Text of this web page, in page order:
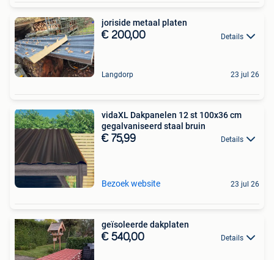
joriside metaal platen
€ 200,00 Details
Langdorp 23 jul 26
vidaXL Dakpanelen 12 st 100x36 cm
gegalvaniseerd staal bruin
€ 75,99 Details
Bezoek website 23 jul 26
geïsoleerde dakplaten
€ 540,00 Details